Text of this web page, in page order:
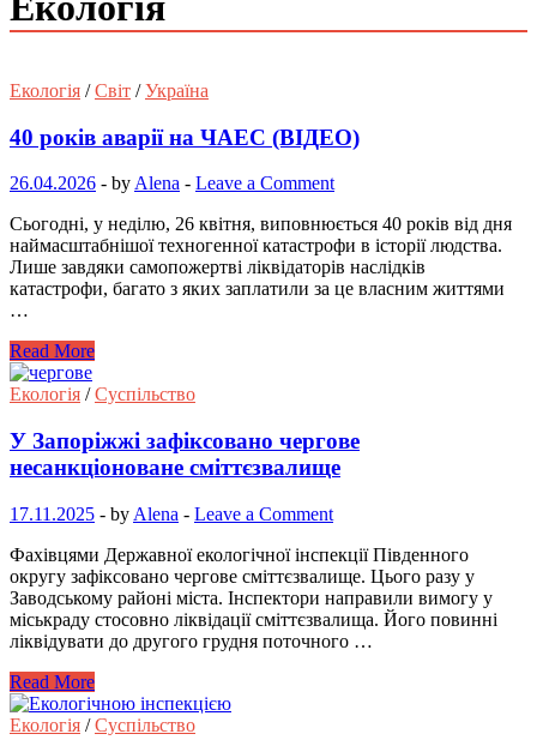
Екологія /Світ /Україна
40 років аварії на ЧАЕС (ВІДЕО)
26.04.2026 - by Alena - Leave a Comment
Сьогодні, у неділю, 26 квітня, виповнюється 40 років від дня
наймасштабнішої техногенної катастрофи в історії людства.
Лише завдяки самопожертві ліквідаторів наслідків
катастрофи, багато з яких заплатили за це власним життями
…
Read More
Екологія /Суспільство
У Запоріжжі зафіксовано чергове
несанкціоноване сміттєзвалище
17.11.2025 - by Alena - Leave a Comment
Фахівцями Державної екологічної інспекції Південного
округу зафіксовано чергове сміттєзвалище. Цього разу у
Заводському районі міста. Інспектори направили вимогу у
міськраду стосовно ліквідації сміттєзвалища. Його повинні
ліквідувати до другого грудня поточного …
Read More
Екологія /Суспільство